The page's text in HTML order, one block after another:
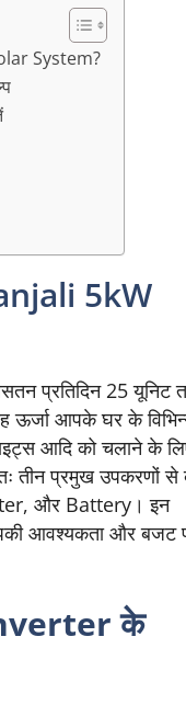
System?
5kW
प्रतिदिन 25 यूनिट
ऊर्जा आपके घर के
आदि को चलाने के
तीन प्रमुख उपकरणों से
और Battery। इन
आवश्यकता और बजट
के